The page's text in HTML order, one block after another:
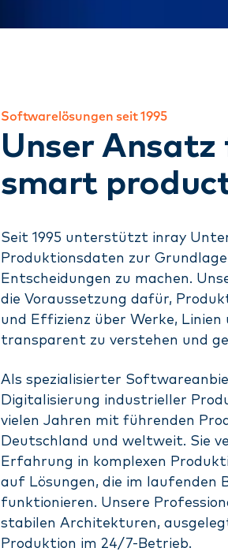
Softwarelösungen seit 1995
Unser Ansatz
smart
Seit 1995 unterstützt inray
Produktionsdaten zur
Entscheidungen zu machen.
die Voraussetzung dafür,
und Effizienz über Werke,
transparent zu verstehen und
Als spezialisierter
Digitalisierung industrieller
vielen Jahren mit führenden
Deutschland und weltweit. Sie
Erfahrung in komplexen
auf Lösungen, die im laufenden
funktionieren. Unsere
stabilen Architekturen,
Produktion im 24/7-Betrieb.